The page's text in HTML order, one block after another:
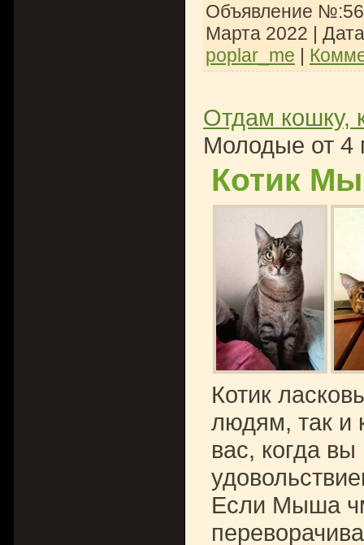
Объявление
Марта 2022 |
poplar_me |
Отдам кошку,
Молодые от 4
Котик
Котик
людям, так и
вас, когда
Если Мыша